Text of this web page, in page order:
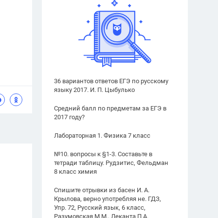
36 вариантов ответов ЕГЭ по русскому
языку 2017. И. П. Цыбулько
Средний балл по предметам за ЕГЭ в
2017 году?
Лабораторная 1. Физика 7 класс
№10. вопросы к §1-3. Составьте в
тетради таблицу. Рудзитис, Фельдман
8 класс химия
Спишите отрывки из басен И. А.
Крылова, верно употребляя не. ГДЗ,
Упр. 72, Русский язык, 6 класс,
Разумовская М.М., Леканта П.А.